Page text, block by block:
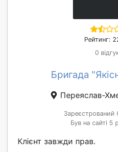
Рейтинг:
0
Бригада
Переяслав-
Зареєстрований
Був на сайті 5
Клієнт завжди прав.